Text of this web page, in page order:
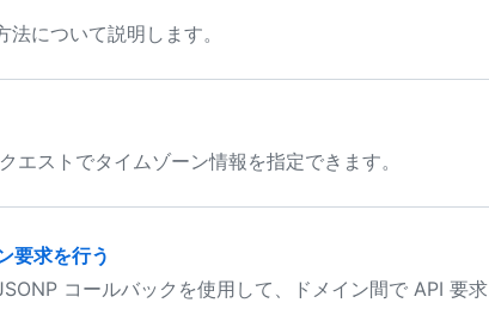
について説明します。
エストでタイムゾーン情報を指定できます。
要求を行う
コールバックを使用して、ドメイン間で API 要求